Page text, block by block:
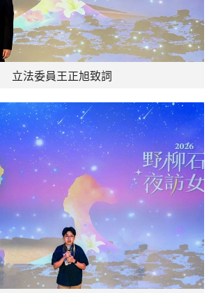
立法委員王正旭致詞